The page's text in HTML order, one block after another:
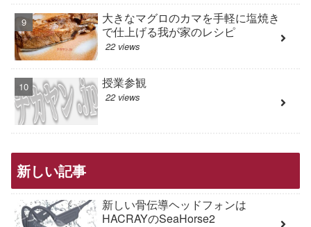
大きなマグロのカマを手軽に塩焼き
で仕上げる我が家のレシピ
22 views
授業参観
22 views
新しい記事
新しい骨伝導ヘッドフォンは
HACRAYのSeaHorse2